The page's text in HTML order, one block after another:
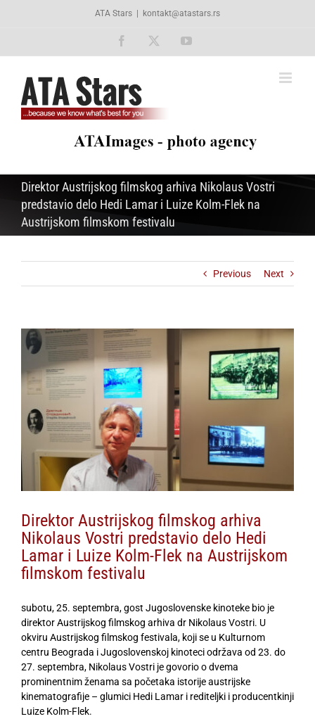
ATA Stars kontakt@atastars.rs
Facebook YouTube
Direktor Austrijskog filmskog arhiva Nikolaus Vostri
predstavio delo Hedi Lamar i Luize Kolm-Flek na
Austrijskom filmskom festivalu
Previous Next
View
Larger
Direktor Austrijskog filmskog arhiva
Nikolaus Vostri predstavio delo Hedi
Lamar i Luize Kolm-Flek na Austrijskom
filmskom festivalu
subotu, 25. septembra, gost Jugoslovenske kinoteke bio je
direktor Austrijskog filmskog arhiva dr Nikolaus Vostri. U
okviru Austrijskog filmskog festivala, koji se u Kulturnom
centru Beograda i Jugoslovenskoj kinoteci održava od 23. do
27. septembra, Nikolaus Vostri je govorio o dvema
prominentnim ženama sa početaka istorije austrijske
kinematografije – glumici Hedi Lamar i rediteljki i producentkinji
Luize Kolm-Flek.